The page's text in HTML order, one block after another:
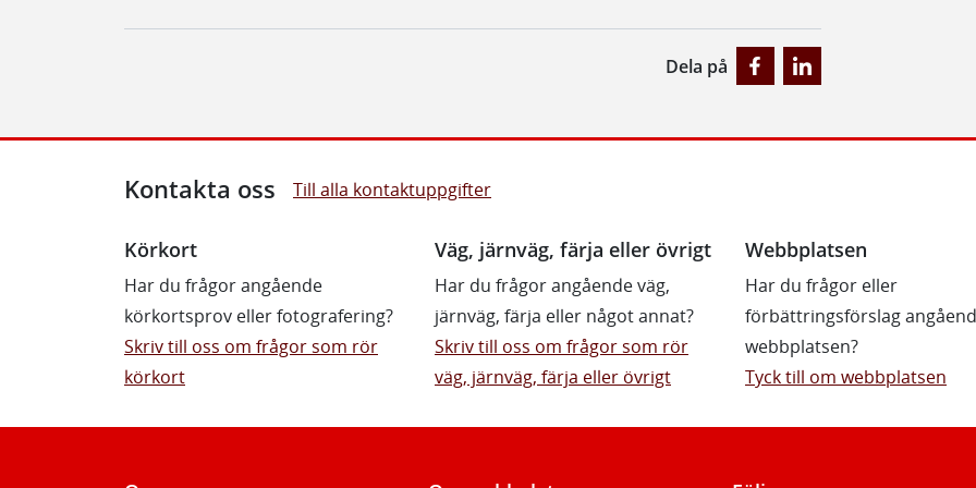
Dela på
Kontakta oss Till alla kontaktuppgifter
Körkort
Har du frågor angående
körkortsprov eller fotografering?
Skriv till oss om frågor som rör
körkort
Väg, järnväg, färja eller övrigt
Har du frågor angående väg,
järnväg, färja eller något annat?
Skriv till oss om frågor som rör
väg, järnväg, färja eller övrigt
Webbplatsen
Har du frågor eller
förbättringsförslag
webbplatsen?
Tyck till om webbplatsen